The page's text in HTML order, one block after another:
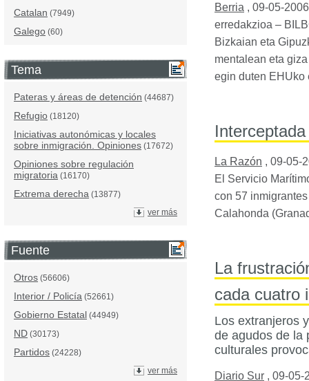
Catalan (7949)
Galego (60)
Tema
Pateras y áreas de detención (44687)
Refugio (18120)
Iniciativas autonómicas y locales
sobre inmigración. Opiniones (17672)
Opiniones sobre regulación
migratoria (16170)
Extrema derecha (13877)
ver más
Fuente
Otros (56606)
Interior / Policía (52661)
Gobierno Estatal (44949)
ND (30173)
Partidos (24228)
ver más
Berria , 09-05-2006
erredakzioa –
Bizkaian eta
mentalean eta
egin duten
La Razón , 09-05-
El Servicio
con 57
Calahonda
La
cada cuatro
Los extranjeros
de agudos de la
culturales
Diario Sur , 09-05-